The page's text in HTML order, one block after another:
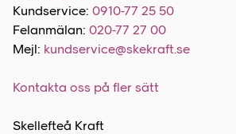
Kundservice: 0910-77 25 50
Felanmälan: 020-77 27 00
Mejl: kundservice@skekraft.se
Kontakta oss på fler sätt
Skellefteå Kraft